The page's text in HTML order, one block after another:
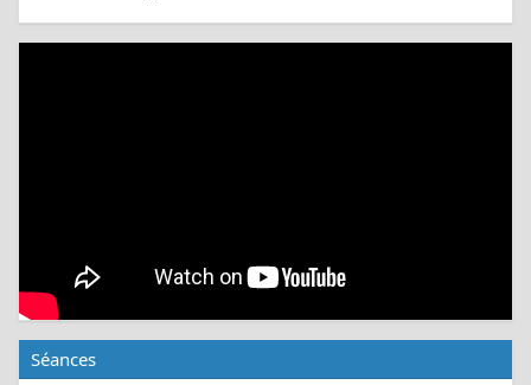
Séances